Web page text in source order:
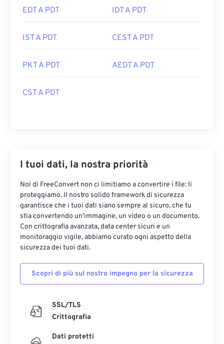
EDT A PDT IDT A PDT
IST A PDT CEST A PDT
PKT A PDT AEDT A PDT
CST A PDT
I tuoi dati, la nostra priorità
Noi di FreeConvert non ci limitiamo a convertire i file: li
proteggiamo. Il nostro solido framework di sicurezza
garantisce che i tuoi dati siano sempre al sicuro, che tu
stia convertendo un'immagine, un video o un documento.
Con crittografia avanzata, data center sicuri e un
monitoraggio vigile, abbiamo curato ogni aspetto della
sicurezza dei tuoi dati.
Scopri di più sul nostro impegno per la sicurezza
SSL/TLS
Crittografia
Dati protetti